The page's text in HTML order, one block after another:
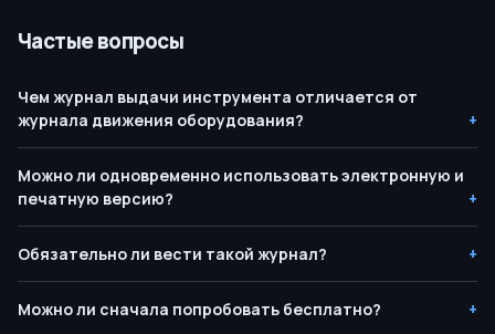
Частые вопросы
Чем журнал выдачи инструмента отличается от
журнала движения оборудования?
Можно ли одновременно использовать электронную и
печатную версию?
Обязательно ли вести такой журнал?
Можно ли сначала попробовать бесплатно?